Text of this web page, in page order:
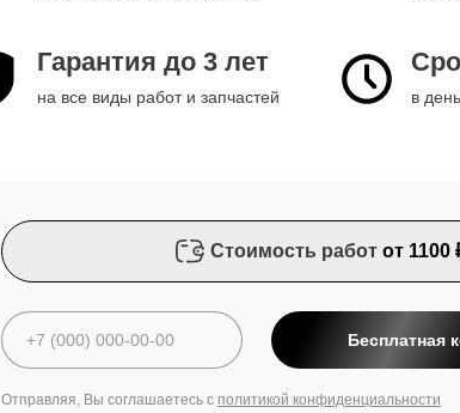
Гарантия до 3 лет
на все виды работ и запчастей в
Стоимость работ от 1100
Бесплатная
Отправляя, Вы соглашаетесь с политикой конфиденциальности